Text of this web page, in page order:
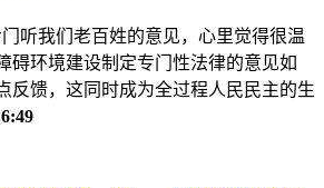
听我们老百姓的意见，心里觉得很温
碍环境建设制定专门性法律的意见如
反馈，这同时成为全过程人民民主的生